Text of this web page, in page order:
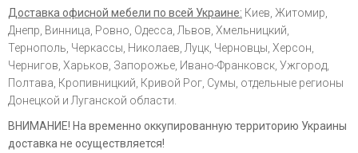
Доставка офисной мебели по всей Украине: Киев, Житомир,
Днепр, Винница, Ровно, Одесса, Львов, Хмельницкий,
Тернополь, Черкассы, Николаев, Луцк, Черновцы, Херсон,
Чернигов, Харьков, Запорожье, Ивано-Франковск, Ужгород,
Полтава, Кропивницкий, Кривой Рог, Сумы, отдельные регионы
Донецкой и Луганской области.
ВНИМАНИЕ! На временно оккупированную территорию Украины
доставка не осуществляется!